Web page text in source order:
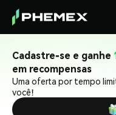
Cadastre-se e ganhe
em recompensas
Uma oferta por tempo
você!